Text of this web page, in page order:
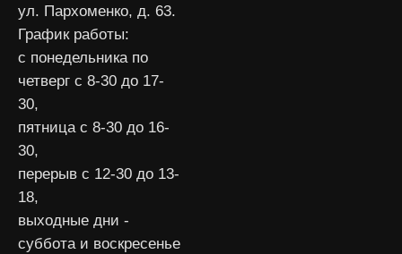
ул. Пархоменко, д. 63.
График работы:
с понедельника по
четверг с 8-30 до 17-
30,
пятница с 8-30 до 16-
30,
перерыв с 12-30 до 13-
18,
выходные дни -
суббота и воскресенье